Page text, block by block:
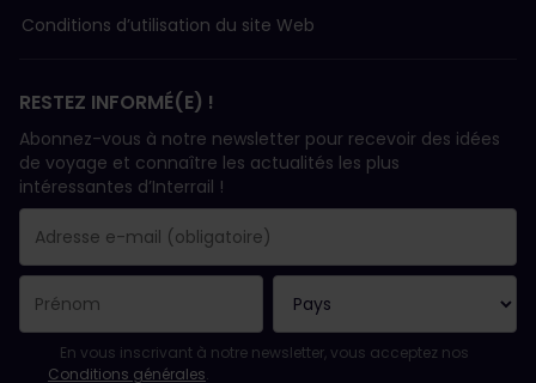
Conditions d’utilisation du site Web
RESTEZ INFORMÉ(E) !
Abonnez-vous à notre newsletter pour recevoir des idées
de voyage et connaître les actualités les plus
intéressantes d’Interrail !
Votre abonnement a bien été pris en compte.
Le champ adresse e-mail est obligatoire.
L'adresse e-mail n'est pas valide !
L'inscription à la newsletter a échoué. Veuillez réessayer
Vous êtes déjà abonné(e) à cette newsletter.
Veuillez accepter les conditions générales pour vous inscrire à
En vous inscrivant à notre newsletter, vous acceptez nos
Conditions générales.